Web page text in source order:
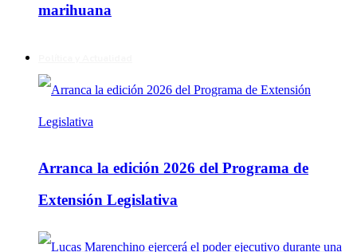
marihuana
Arranca la edición 2026 del Programa de
Extensión Legislativa